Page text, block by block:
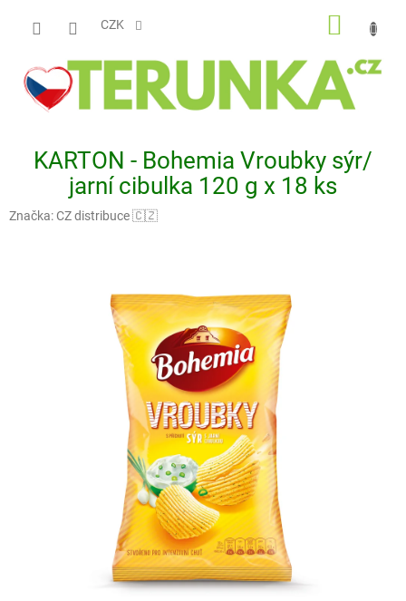
CZK
KARTON - Bohemia Vroubky sýr/
jarní cibulka 120 g x 18 ks
Značka:CZ distribuce 🇨🇿